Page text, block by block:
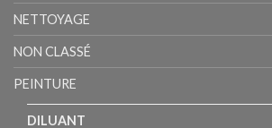
NETTOYAGE
NON CLASSÉ
PEINTURE
DILUANT